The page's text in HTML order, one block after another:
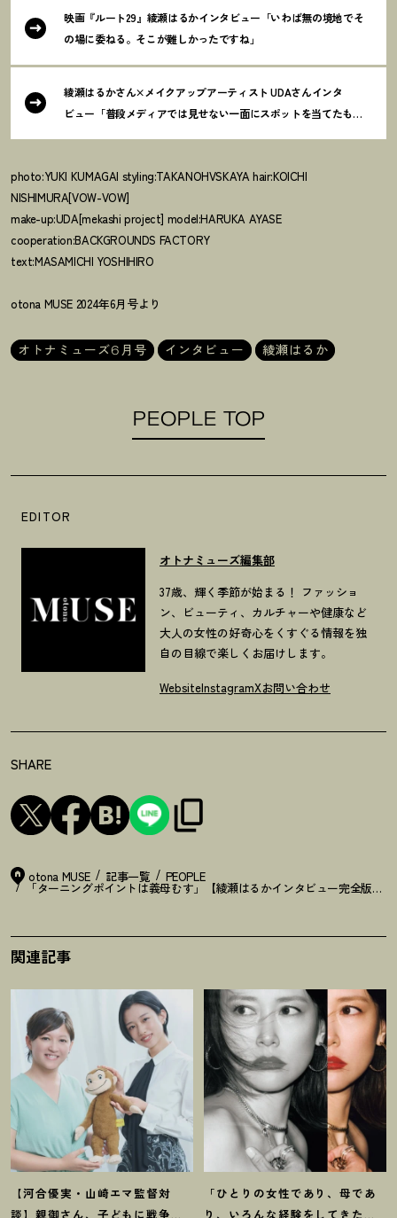
映画『ルート29』綾瀬はるかインタビュー「いわば無の境地でそ
の場に委ねる。そこが難しかったですね」
綾瀬はるかさん×メイクアップアーティスト UDAさんインタ
ビュー「普段メディアでは見せない一面にスポットを当てたもの
photo:YUKI KUMAGAI styling:TAKANOHVSKAYA hair:KOICHI
NISHIMURA[VOW-VOW]
make-up:UDA[mekashi project] model:HARUKA AYASE
cooperation:BACKGROUNDS FACTORY
text:MASAMICHI YOSHIHIRO
otona MUSE 2024年6月号より
オトナミューズ6月号 インタビュー 綾瀬はるか
PEOPLE TOP
EDITOR
オトナミューズ編集部
37歳、輝く季節が始まる！ ファッショ
ン、ビューティ、カルチャーや健康など
大人の女性の好奇心をくすぐる情報を独
自の目線で楽しくお届けします。
WebsiteInstagramXお問い合わせ
SHARE
otona MUSE 記事一覧 PEOPLE
「ターニングポイントは義母むす」【綾瀬はるかインタビュー完全版】
関連記事
【河合優実・山崎エマ監督対
談】親御さん、子どもに戦争や
「ひとりの女性であり、母であ
り、いろんな経験をしてきたか